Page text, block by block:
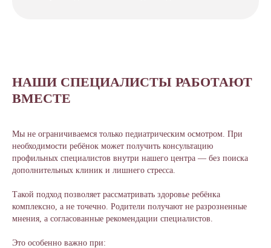
НАШИ СПЕЦИАЛИСТЫ РАБОТАЮТ
ВМЕСТЕ
Мы не ограничиваемся только педиатрическим осмотром. При
необходимости ребёнок может получить консультацию
профильных специалистов внутри нашего центра — без поиска
дополнительных клиник и лишнего стресса.
Такой подход позволяет рассматривать здоровье ребёнка
комплексно, а не точечно. Родители получают не разрозненные
мнения, а согласованные рекомендации специалистов.
Это особенно важно при: